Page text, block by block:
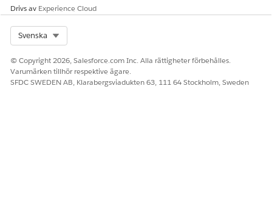
Drivs av Experience Cloud
Svenska
© Copyright 2026, Salesforce.com Inc. Alla rättigheter förbehålles.
Varumärken tillhör respektive ägare.
SFDC SWEDEN AB, Klarabergsviadukten 63, 111 64 Stockholm, Sweden